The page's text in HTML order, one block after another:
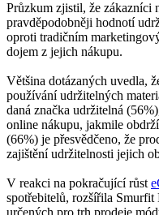
Průzkum zjistil, že zákazníci
pravděpodobněji hodnotí
oproti tradičním
dojem z jejich nákupu.
Většina dotázaných uvedla,
používání udržitelných
daná značka udržitelná
online nákupu, jakmile
(66%) je přesvědčeno, že
zajištění udržitelnosti jejich
V reakci na pokračující růst
spotřebitelů, rozšířila